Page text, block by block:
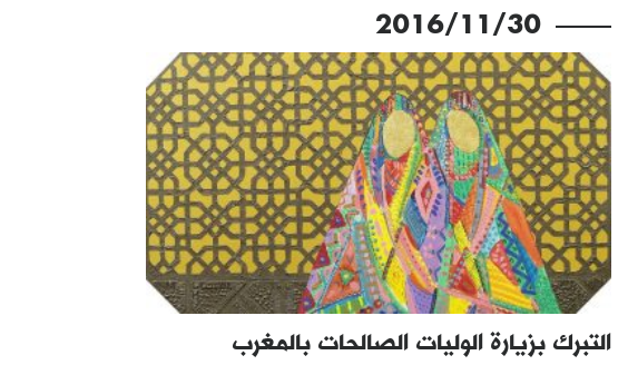
2016/11/30
التبرك بزيارة الوليات الصالحات بالمغرب